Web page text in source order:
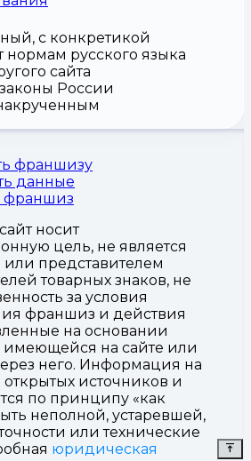
с конкретикой
нормам русского языка
сайта
России
франшизу
данные
франшиз
носит
цель, не является
представителем
товарных знаков, не
за условия
франшиз и действия
на основании
на сайте или
него. Информация на
открытых источников и
по принципу «как
неполной, устаревшей,
или технические
юридическая